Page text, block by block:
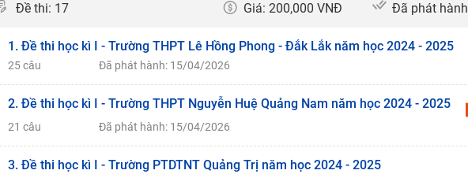
Đề thi: 17
Giá: 200,000 VNĐ Đã phát hành
1. Đề thi học kì I - Trường THPT Lê Hồng Phong - Đắk Lắk năm học 2024 - 2025
25 câu Đã phát hành: 15/04/2026
2. Đề thi học kì I - Trường THPT Nguyễn Huệ Quảng Nam năm học 2024 - 2025
21 câu Đã phát hành: 15/04/2026
3. Đề thi học kì I - Trường PTDTNT Quảng Trị năm học 2024 - 2025